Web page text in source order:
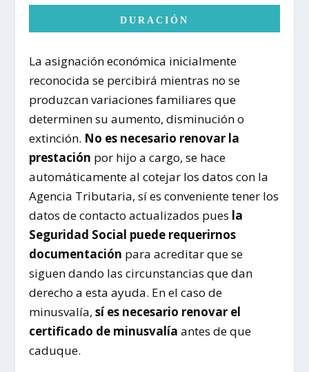
DURACIÓN
La asignación económica inicialmente
reconocida se percibirá mientras no se
produzcan variaciones familiares que
determinen su aumento, disminución o
extinción. No es necesario renovar la
prestación por hijo a cargo, se hace
automáticamente al cotejar los datos con la
Agencia Tributaria, sí es conveniente tener los
datos de contacto actualizados pues la
Seguridad Social puede requerirnos
documentación para acreditar que se
siguen dando las circunstancias que dan
derecho a esta ayuda. En el caso de
minusvalía, sí es necesario renovar el
certificado de minusvalía antes de que
caduque.